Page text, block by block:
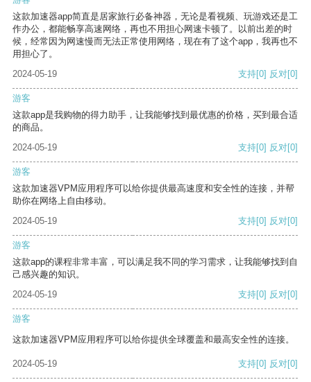
这款加速器app简直是居家旅行必备神器，无论是看视频、玩游戏还是工
作办公，都能畅享高速网络，再也不用担心网速卡顿了。以前出差的时
候，经常因为网速慢而无法正常使用网络，现在有了这个app，我再也不
用担心了。
2024-05-19
支持[0] 反对[0]
游客
这款app是我购物的得力助手，让我能够找到最优惠的价格，买到最合适
的商品。
2024-05-19
支持[0] 反对[0]
游客
这款加速器VPM应用程序可以给你提供最高速度和安全性的连接，并帮
助你在网络上自由移动。
2024-05-19
支持[0] 反对[0]
游客
这款app的课程非常丰富，可以满足我不同的学习需求，让我能够找到自
己感兴趣的知识。
2024-05-19
支持[0] 反对[0]
游客
这款加速器VPM应用程序可以给你提供全球覆盖和最高安全性的连接。
2024-05-19 支持[0] 反对[0]